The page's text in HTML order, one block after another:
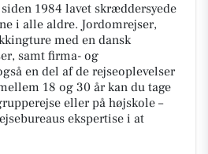
1984 lavet skræddersyede
i alle aldre. Jordomrejser,
med en dansk
samt firma- og
en del af de rejseoplevelser
18 og 30 år kan du tage
eller på højskole –
ekspertise i at